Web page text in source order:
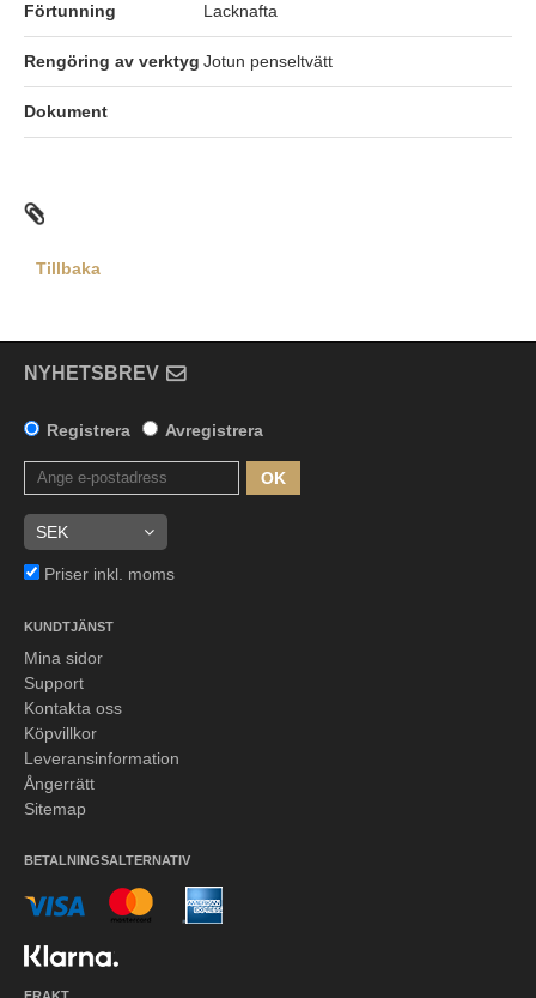
Förtunning Lacknafta
Rengöring av verktyg Jotun penseltvätt
Dokument
Tillbaka
NYHETSBREV
Registrera Avregistrera
OK
Priser inkl. moms
KUNDTJÄNST
Mina sidor
Support
Kontakta oss
Köpvillkor
Leveransinformation
Ångerrätt
Sitemap
BETALNINGSALTERNATIV